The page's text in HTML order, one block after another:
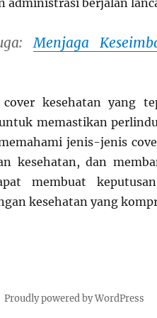
administrasi berjalan
Menjaga
kesehatan yang
memastikan
jenis-jenis
kesehatan, dan
membuat
kesehatan yang
Proudly powered by WordPress